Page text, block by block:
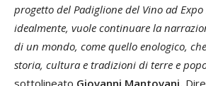
progetto del Padiglione del Vino ad Expo
idealmente, vuole continuare la
di un mondo, come quello enologico,
storia, cultura e tradizioni di terre e
sottolineato Giovanni Mantovani,